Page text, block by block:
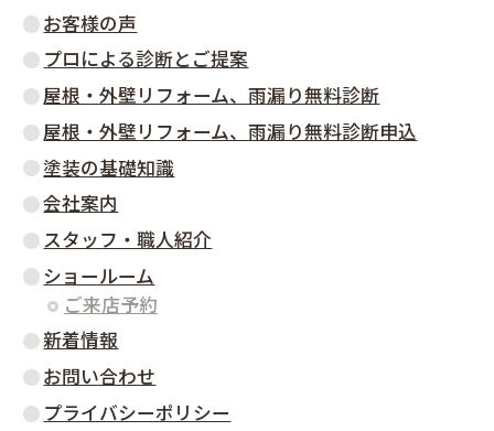
お客様の声
プロによる診断とご提案
屋根・外壁リフォーム、雨漏り無料診断
屋根・外壁リフォーム、雨漏り無料診断申込
塗装の基礎知識
会社案内
スタッフ・職人紹介
ショールーム
ご来店予約
新着情報
お問い合わせ
プライバシーポリシー